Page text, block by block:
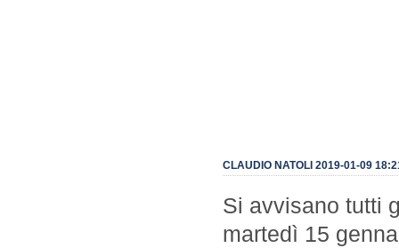
CLAUDIO NATOLI 2019-01-09
Si avvisano tutti
martedì 15